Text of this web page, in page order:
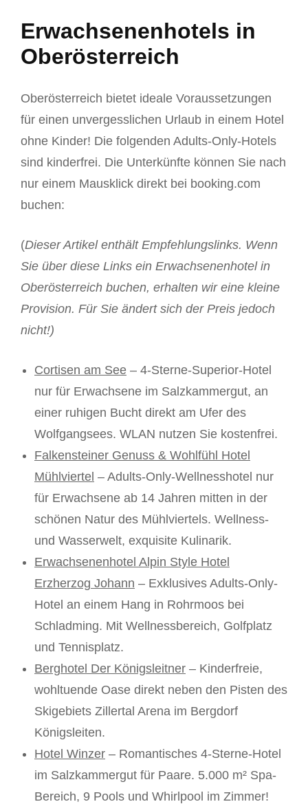
Erwachsenenhotels in
Oberösterreich
Oberösterreich bietet ideale Voraussetzungen
für einen unvergesslichen Urlaub in einem Hotel
ohne Kinder! Die folgenden Adults-Only-Hotels
sind kinderfrei. Die Unterkünfte können Sie nach
nur einem Mausklick direkt bei booking.com
buchen:
(Dieser Artikel enthält Empfehlungslinks. Wenn
Sie über diese Links ein Erwachsenenhotel in
Oberösterreich buchen, erhalten wir eine kleine
Provision. Für Sie ändert sich der Preis jedoch
nicht!)
Cortisen am See – 4-Sterne-Superior-Hotel
nur für Erwachsene im Salzkammergut, an
einer ruhigen Bucht direkt am Ufer des
Wolfgangsees. WLAN nutzen Sie kostenfrei.
Falkensteiner Genuss & Wohlfühl Hotel
Mühlviertel – Adults-Only-Wellnesshotel nur
für Erwachsene ab 14 Jahren mitten in der
schönen Natur des Mühlviertels. Wellness-
und Wasserwelt, exquisite Kulinarik.
Erwachsenenhotel Alpin Style Hotel
Erzherzog Johann – Exklusives Adults-Only-
Hotel an einem Hang in Rohrmoos bei
Schladming. Mit Wellnessbereich, Golfplatz
und Tennisplatz.
Berghotel Der Königsleitner – Kinderfreie,
wohltuende Oase direkt neben den Pisten des
Skigebiets Zillertal Arena im Bergdorf
Königsleiten.
Hotel Winzer – Romantisches 4-Sterne-Hotel
im Salzkammergut für Paare. 5.000 m² Spa-
Bereich, 9 Pools und Whirlpool im Zimmer!